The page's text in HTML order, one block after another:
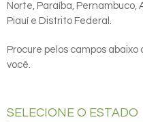
Norte, Paraíba, Pernambuco,
Piauí e Distrito Federal.
Procure pelos campos
você.
SELECIONE O ESTADO